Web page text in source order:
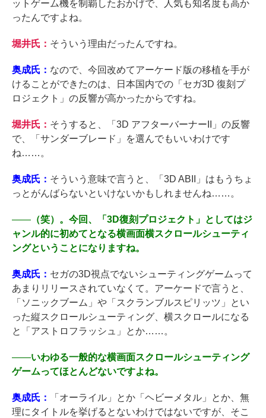
ットゲーム機を制覇したおかげで、人気も知名度も高か
ったんですよね。
堀井氏： そういう理由だったんですね。
奥成氏： なので、今回改めてアーケード版の移植を手が
けることができたのは、日本国内での「セガ3D 復刻プ
ロジェクト」の反響が高かったからですね。
堀井氏： そうすると、「3D アフターバーナーII」の反響
で、「サンダーブレード」を選んでもいいわけです
ね……。
奥成氏： そういう意味で言うと、「3D ABII」はもうちょ
っとがんばらないといけないかもしれませんね……。
――（笑）。今回、「3D復刻プロジェクト」としてはジ
ャンル的に初めてとなる横画面横スクロールシューティ
ングということになりますね。
奥成氏： セガの3D視点でないシューティングゲームって
あまりリリースされていなくて。アーケードで言うと、
「ソニックブーム」や「スクランブルスピリッツ」とい
った縦スクロールシューティング、横スクロールになる
と「アストロフラッシュ」とか……。
――いわゆる一般的な横画面スクロールシューティング
ゲームってほとんどないですよね。
奥成氏：
「オーライル」とか「ヘビーメタル」とか、無
理にタイトルを挙げるとないわけではないですが、そこ